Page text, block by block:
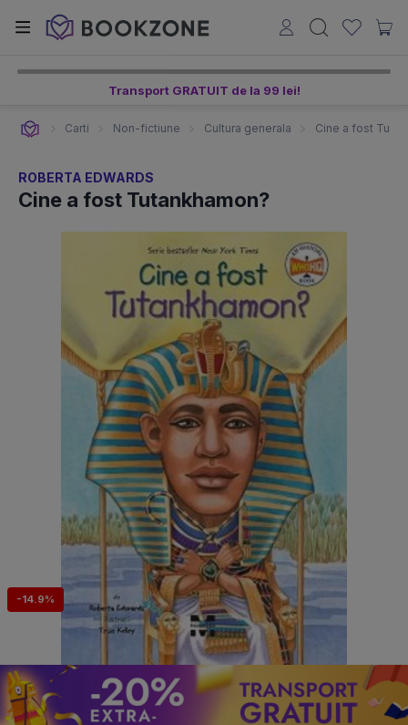
Transport GRATUIT de la 99 lei!
Carti Non-fictiune Cultura generala Cine a fost
ROBERTA EDWARDS
Cine a fost Tutankhamon?
-14.9%